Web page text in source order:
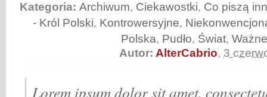
Kategoria: Archiwum, Ciekawostki, Co piszą
- Król Polski, Kontrowersyjne,
Polska, Pudło, Świat, Ważne
Autor: AlterCabrio, 3
Lorem ipsum dolor sit amet,